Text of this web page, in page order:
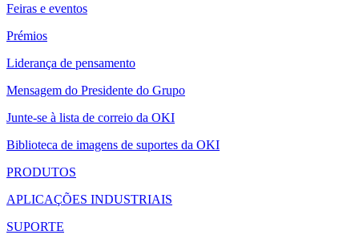
Feiras e eventos
Prémios
Liderança de pensamento
Mensagem do Presidente do Grupo
Junte-se à lista de correio da OKI
Biblioteca de imagens de suportes da OKI
PRODUTOS
APLICAÇÕES INDUSTRIAIS
SUPORTE